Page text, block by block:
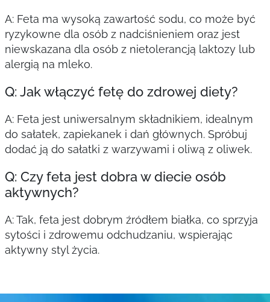
A: Feta ma wysoką zawartość sodu, co może być
ryzykowne dla osób z nadciśnieniem oraz jest
niewskazana dla osób z nietolerancją laktozy lub
alergią na mleko.
Q: Jak włączyć fetę do zdrowej diety?
A: Feta jest uniwersalnym składnikiem, idealnym
do sałatek, zapiekanek i dań głównych. Spróbuj
dodać ją do sałatki z warzywami i oliwą z oliwek.
Q: Czy feta jest dobra w diecie osób
aktywnych?
A: Tak, feta jest dobrym źródłem białka, co sprzyja
sytości i zdrowemu odchudzaniu, wspierając
aktywny styl życia.